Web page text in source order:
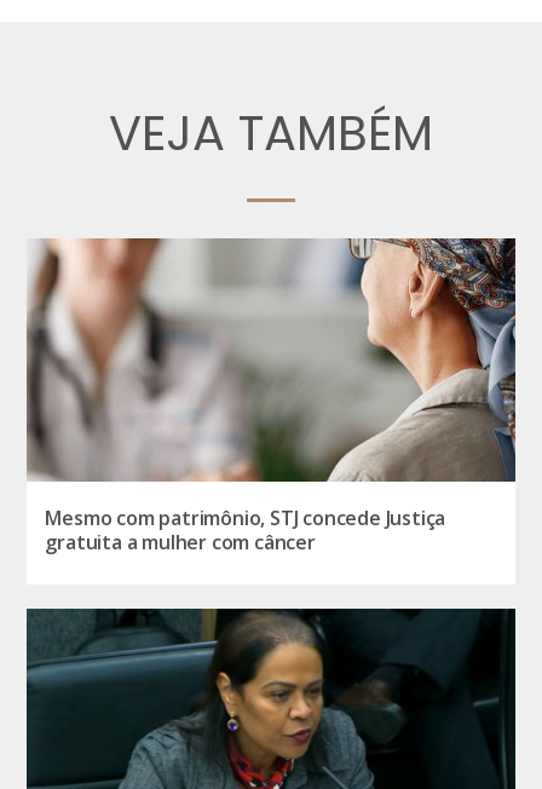
VEJA TAMBÉM
Mesmo com patrimônio, STJ concede Justiça
gratuita a mulher com câncer